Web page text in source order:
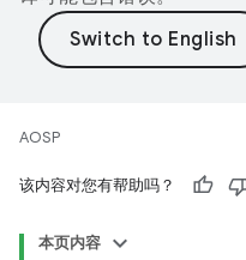
AOSP
该内容对您有帮助吗？
本页内容